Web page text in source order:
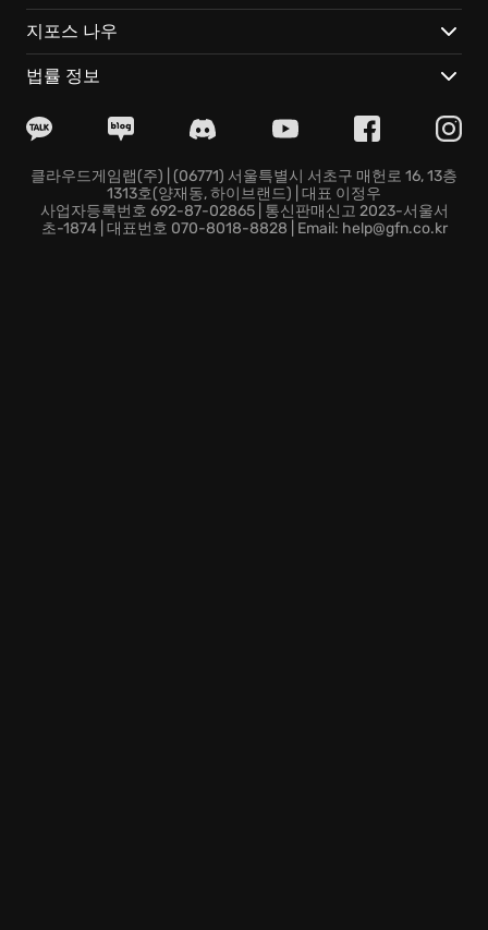
무한한 겹치기: 토글을 겹치고 쌓아, 상상조차 못 했던 길
을 창조하세요!
나만의 텅 격퇴 전략: 토글 능력을 조합해 행성을 복구하
개성 폭발 행성 탐험: 사막, 정글, 우주… 특별한 이야기가
지금 바로 Togges의 세계로 뛰어들어, 토글들과 함께 텅
을 물리치고 우주의 새로운 역사를 만들어보세요!
지포스 나우
법률 정보
클라우드게임랩(주) | (06771) 서울특별시 서초구 매헌로 16, 13층
1313호(양재동, 하이브랜드) | 대표 이정우
사업자등록번호 692-87-02865 | 통신판매신고 2023-서울서
초-1874 | 대표번호 070-8018-8828 | Email: help@gfn.co.kr